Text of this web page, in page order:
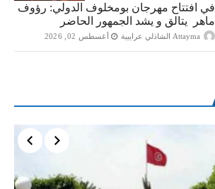
في افتتاح مهرجان بومخلوف الدولي: رؤوف
ماهر يتالق و يشد الجمهور الحاضر
Attayma الشاذلي عرايبية أغسطس 02, 2026